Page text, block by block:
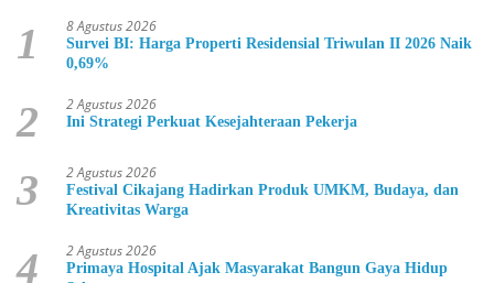
1 8 Agustus 2026
Survei BI: Harga Properti Residensial Triwulan II 2026 Naik
0,69%
2 2 Agustus 2026
Ini Strategi Perkuat Kesejahteraan Pekerja
3 2 Agustus 2026
Festival Cikajang Hadirkan Produk UMKM, Budaya, dan
Kreativitas Warga
4 2 Agustus 2026
Primaya Hospital Ajak Masyarakat Bangun Gaya Hidup